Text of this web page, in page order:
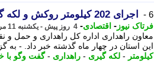
6 - اجرای 202 کیلومتر روکش و لکه گیری آسفالت در استان بوشهر
فرتاک نیوز - اقتصادی- 4 روز پیش - یکشنبه 11 مرداد 1405، 13:45
این استان در چهار ماه گذشته خبر داد. - به
کیلومتر - لکه گیری - راهداری -گفت وگو با